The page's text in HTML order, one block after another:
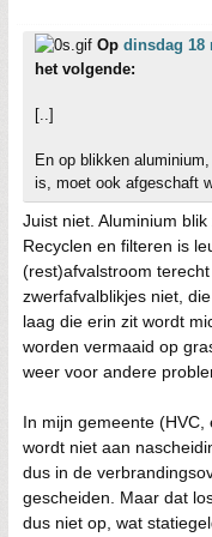
Op dinsdag 18
het volgende:
[..]
En op blikken
is, moet ook afgeschaft
Juist niet. Aluminium
Recyclen en filteren is
(rest)afvalstroom
zwerfafvalblikjes niet,
laag die erin zit wordt
worden vermaaid op
weer voor andere
In mijn gemeente
wordt niet aan
dus in de
gescheiden. Maar dat
dus niet op, wat